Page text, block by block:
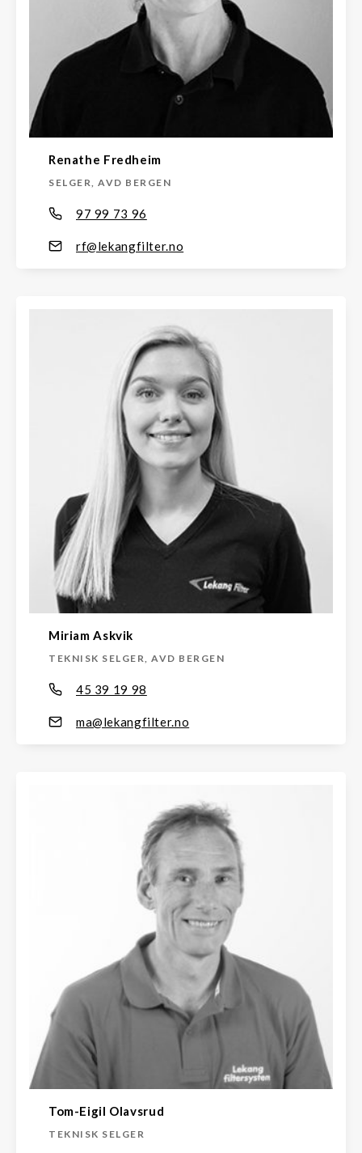
Renathe Fredheim
SELGER, AVD BERGEN
97 99 73 96
rf@lekangfilter.no
Miriam Askvik
TEKNISK SELGER, AVD BERGEN
45 39 19 98
ma@lekangfilter.no
Tom-Eigil Olavsrud
TEKNISK SELGER